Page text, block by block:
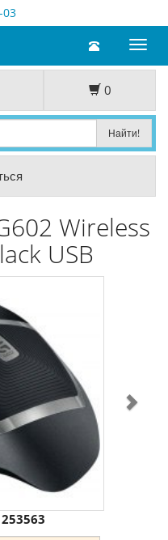
03
Toggle
0
Wireless
USB
253563